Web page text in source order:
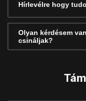
Hírlevélre hogy
Olyan kérdésem
csináljak?